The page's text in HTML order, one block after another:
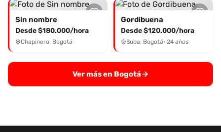
Sin nombre
Desde $180.000/hora
Chapinero, Bogotá
Gordibuena
Desde $120.000/hora
Suba, Bogotá· 24 años
Ver más en Bogotá